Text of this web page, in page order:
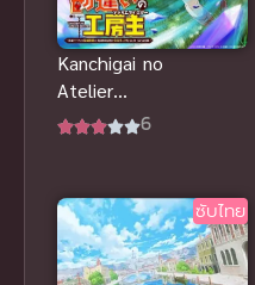
Kanchigai no
Atelier
Meister
ผู้ไม่รู้ตัว
(พากย์ไทย)
6
ซับไทย